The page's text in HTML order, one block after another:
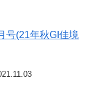
号(21年秋GI佳境